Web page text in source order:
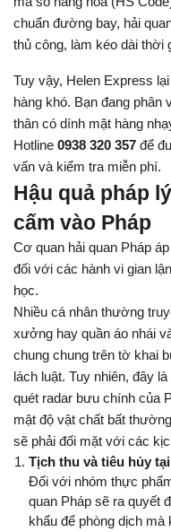
chuẩn đường bay, hải
thủ công, làm kéo dài thời
Tuy vậy, Helen Express
hàng khó. Bạn đang
thân có dính mặt hàng
Hotline 0938 320 357 để
vấn và kiểm tra miễn phí.
Hậu quả pháp
cấm vào Pháp
Cơ quan hải quan Pháp
đối với các hành vi gian
học.
Nhiều cá nhân thường
xưởng hay quần áo nhái
chung chung trên tờ khai
lách luật. Tuy nhiên, đây
quét radar bưu chính của
mật độ vật chất bất
sẽ phải đối mặt với các
Tịch thu và tiêu hủy
Đối với nhóm thực
quan Pháp sẽ ra quyết
khẩu để phòng dịch